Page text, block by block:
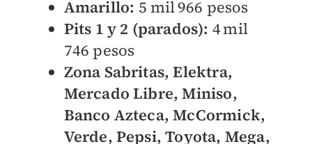
Amarillo: 5 mil 966 pesos
Pits 1 y 2 (parados): 4 mil
746 pesos
Zona Sabritas, Elektra,
Mercado Libre, Miniso,
Banco Azteca, McCormick,
Verde, Pepsi, Toyota, Mega,